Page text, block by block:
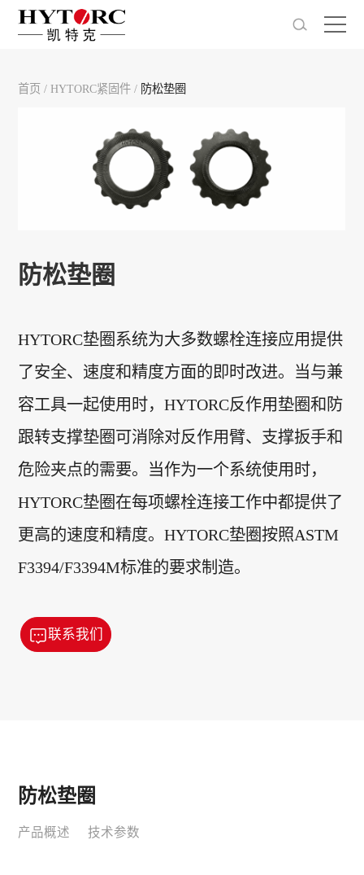
首页 / HYTORC紧固件 / 防松垫圈
防松垫圈
HYTORC垫圈系统为大多数螺栓连接应用提供
了安全、速度和精度方面的即时改进。当与兼
容工具一起使用时，HYTORC反作用垫圈和防
跟转支撑垫圈可消除对反作用臂、支撑扳手和
危险夹点的需要。当作为一个系统使用时，
HYTORC垫圈在每项螺栓连接工作中都提供了
更高的速度和精度。HYTORC垫圈按照ASTM
F3394/F3394M标准的要求制造。
联系我们
防松垫圈
产品概述 技术参数